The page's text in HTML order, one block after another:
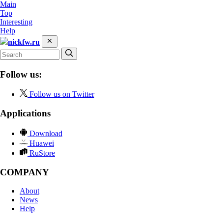
Main
Top
Interesting
Help
nickfw.ru
Follow us:
Follow us on Twitter
Applications
Download
Huawei
RuStore
COMPANY
About
News
Help